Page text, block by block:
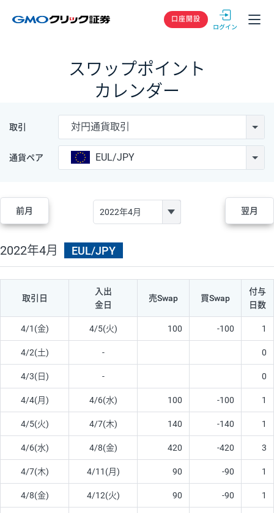
GMOクリック
口座開設
スワップポイント
カレンダー
取引 対円通貨取引
通貨ペア EUL/JPY
前月 翌月
2022年4月 EUL/JPY
取引日
入出
金日
売Swap 買Swap
付与
日数
4/1(金) 4/5(火) 100 -100 1
4/2(土) - 0
4/3(日) - 0
4/4(月) 4/6(水) 100 -100 1
4/5(火) 4/7(木) 140 -140 1
4/6(水) 4/8(金) 420 -420 3
4/7(木) 4/11(月) 90 -90 1
4/8(金) 4/12(火) 90 -90 1